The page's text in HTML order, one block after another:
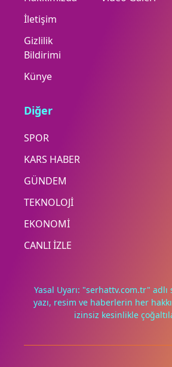
Deneyimini iyileştirmek ve içeriğimizi
İletişim
Gizlilik
Bildirimi
Künye
Diğer
SPOR
KARS HABER
GÜNDEM
TEKNOLOJİ
EKONOMİ
CANLI İZLE
Yasal Uyarı: "serhattv.com.tr"
yazı, resim ve haberlerin her hakkı
izinsiz kesinlikle